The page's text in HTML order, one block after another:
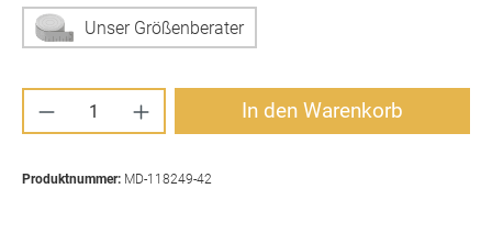
Unser Größenberater
Produkt Anzahl: Gib den gewünschten
In den Warenkorb
Produktnummer: MD-118249-42